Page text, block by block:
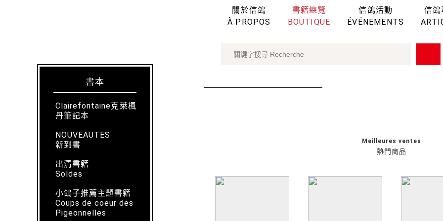
關於信鴿
À PROPOS
書籍總覽
BOUTIQUE
信鴿活動
ÉVÉNEMENTS
信鴿
書本
Clairefontaine克萊楓
丹筆記本
NOUVEAUTES
新到書
出清書籍
Soldes
小鴿子推薦主題書籍
Coups de coeur des
Pigeonnelles
熱門商品
Meilleures ventes